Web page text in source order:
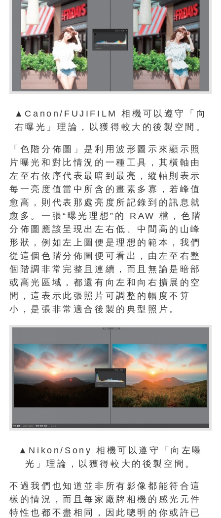
▲Canon/FUJIFILM 相機可以遵守「向
右曝光」理論，以獲得較大的後製空間。
「色階分佈圖」是利用波形圖示來顯示照
片曝光和對比情況的一種工具，其橫軸由
左至右依序代表最暗到最亮，縱軸則表示
每一亮度值當中所含的畫素多寡，若峰值
愈高，則代表那處亮度所記錄到的訊息就
愈多。一張“曝光理想”的 RAW 檔，色階
分佈圖應該呈現出左右低、中間高的山峰
形狀，例如左上圖便是理想的範本，我們
從這個色階分佈圖便可看出，由左至右整
個階調非常完整且連續，而且無論是暗部
或高光區域，都還有向左和向右擴展的空
間，這表示此張照片可調整的幅度不算
小，是張非常適合後製的典型照片。
▲Nikon/Sony 相機可以遵守「向左曝
光」理論，以獲得較大的後製空間。
不過我們也知道並非所有影像都能符合這
樣的情況，而且每家廠牌相機的感光元件
特性也都不盡相同，因此聰明的你或許已